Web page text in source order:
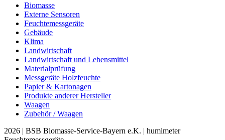
Biomasse
Externe Sensoren
Feuchtemessgeräte
Gebäude
Klima
Landwirtschaft
Landwirtschaft und Lebensmittel
Materialprüfung
Messgeräte Holzfeuchte
Papier & Kartonagen
Produkte anderer Hersteller
Waagen
Zubehör / Waagen
2026 | BSB Biomasse-Service-Bayern e.K. | humimeter